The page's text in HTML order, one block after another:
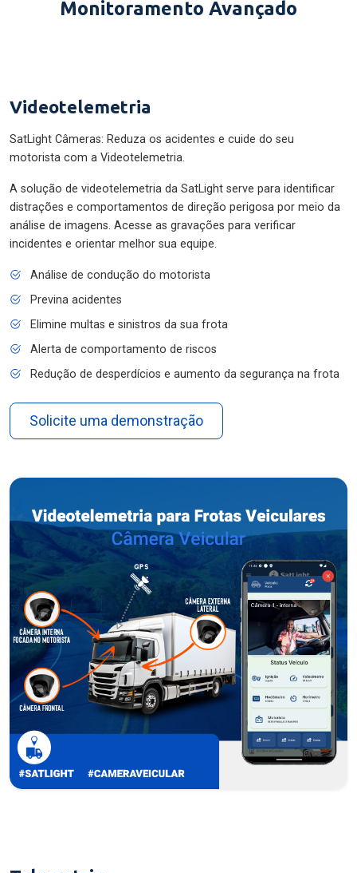
Monitoramento Avançado
Videotelemetria
SatLight Câmeras: Reduza os acidentes e cuide do seu
motorista com a Videotelemetria.
A solução de videotelemetria da SatLight serve para identificar
distrações e comportamentos de direção perigosa por meio da
análise de imagens. Acesse as gravações para verificar
incidentes e orientar melhor sua equipe.
Análise de condução do motorista
Previna acidentes
Elimine multas e sinistros da sua frota
Alerta de comportamento de riscos
Redução de desperdícios e aumento da segurança na frota
Solicite uma demonstração